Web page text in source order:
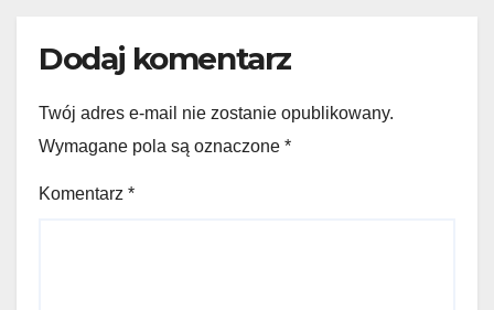
Dodaj komentarz
Twój adres e-mail nie zostanie opublikowany.
Wymagane pola są oznaczone *
Komentarz *